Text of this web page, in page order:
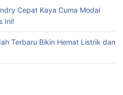
Cepat Kaya Cuma Modal
Ini!
Terbaru Bikin Hemat Listrik dan